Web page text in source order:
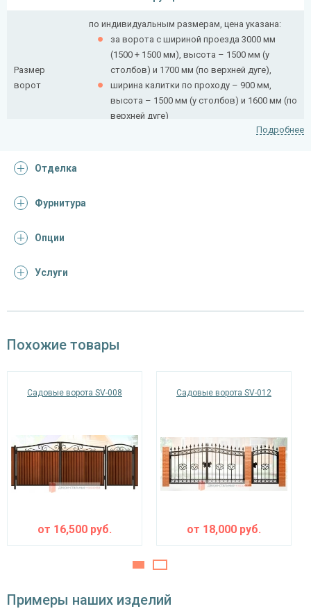
Размер
ворот
по индивидуальным размерам, цена указана:
за ворота с шириной проезда 3000 мм
(1500 + 1500 мм), высота – 1500 мм (у
столбов) и 1700 мм (по верхней дуге),
ширина калитки по проходу – 900 мм,
высота – 1500 мм (у столбов) и 1600 мм (по
верхней дуге)
Рамки
полотна
калитки
Внутреннее
Элементы
Окрас порошковое напыление (цвет на выбор)
устройства и
задвижка на калитке – 1 шт.,
ушки под замок на воротах и калитке – 4
Подробнее
Отделка
Фурнитура
Опции
Услуги
Похожие товары
Садовые ворота SV-008
от 16,500 руб.
Садовые ворота SV-012
от 18,000 руб.
Примеры наших изделий